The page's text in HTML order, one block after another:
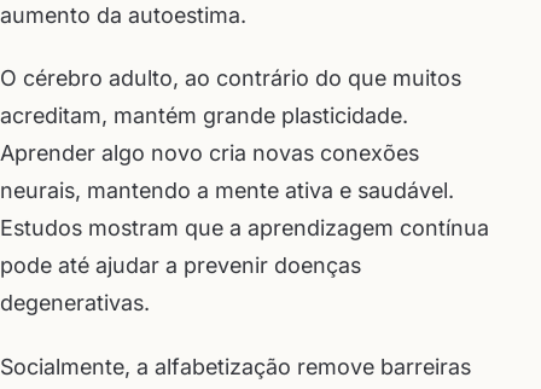
aumento da autoestima.
O cérebro adulto, ao contrário do que muitos
acreditam, mantém grande plasticidade.
Aprender algo novo cria novas conexões
neurais, mantendo a mente ativa e saudável.
Estudos mostram que a aprendizagem contínua
pode até ajudar a prevenir doenças
degenerativas.
Socialmente, a alfabetização remove barreiras